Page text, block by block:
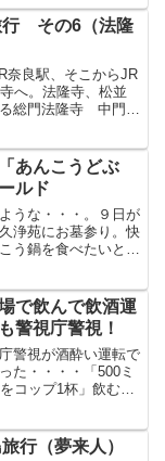
その6（法隆
奈良駅、そこからJR
へ。法隆寺、松並
総門法隆寺 中門。
あんこうどぶ
ルド
うな・・・。９日が
浄苑にお墓参り。快
う鍋を食べたいと言
で飲んで飲酒運
警視庁警視！
警視が酒酔い運転で
た・・・・「500ミ
コップ1杯」飲む人
行（夢来人）